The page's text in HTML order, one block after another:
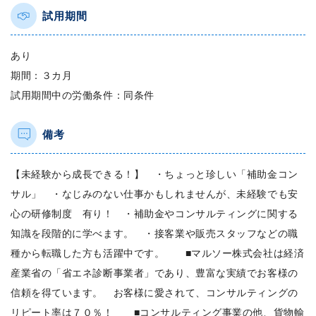
試用期間
あり
期間：３カ月
試用期間中の労働条件：同条件
備考
【未経験から成長できる！】 ・ちょっと珍しい「補助金コン
サル」 ・なじみのない仕事かもしれませんが、未経験でも安
心の研修制度 有り！ ・補助金やコンサルティングに関する
知識を段階的に学べます。 ・接客業や販売スタッフなどの職
種から転職した方も活躍中です。 ■マルソー株式会社は経済
産業省の「省エネ診断事業者」であり、豊富な実績でお客様の
信頼を得ています。 お客様に愛されて、コンサルティングの
リピート率は７０％！ ■コンサルティング事業の他、貨物輸